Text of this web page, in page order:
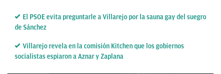
El PSOE evita preguntarle a Villarejo por la sauna gay del suegro
de Sánchez
Villarejo revela en la comisión Kitchen que los gobiernos
socialistas espiaron a Aznar y Zaplana